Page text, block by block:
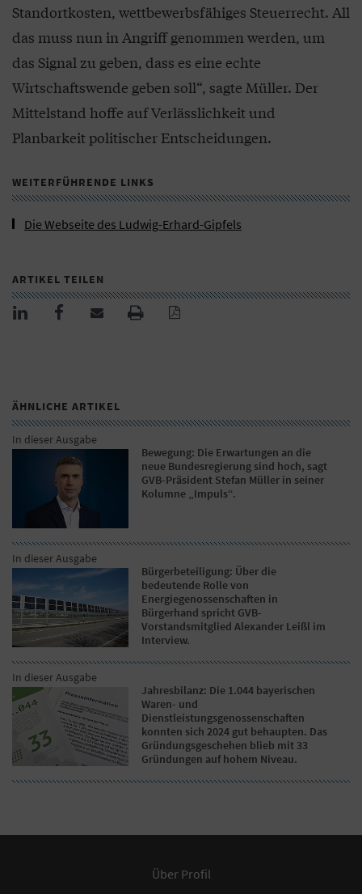
Standortkosten, wettbewerbsfähiges Steuerrecht. All
das muss nun in Angriff genommen werden, um
das Signal zu geben, dass es eine echte
Wirtschaftswende geben soll“, sagte Müller. Der
Mittelstand hoffe auf Verlässlichkeit und
Planbarkeit politischer Entscheidungen.
WEITERFÜHRENDE LINKS
Die Webseite des Ludwig-Erhard-Gipfels
ARTIKEL TEILEN
ÄHNLICHE ARTIKEL
In dieser Ausgabe
Bewegung: Die Erwartungen an die
neue Bundesregierung sind hoch, sagt
GVB-Präsident Stefan Müller in seiner
Kolumne „Impuls“.
In dieser Ausgabe
Bürgerbeteiligung: Über die
bedeutende Rolle von
Energiegenossenschaften in
Bürgerhand spricht GVB-
Vorstandsmitglied Alexander Leißl im
Interview.
In dieser Ausgabe
Jahresbilanz: Die 1.044 bayerischen
Waren- und
Dienstleistungsgenossenschaften
konnten sich 2024 gut behaupten. Das
Gründungsgeschehen blieb mit 33
Gründungen auf hohem Niveau.
Über Profil